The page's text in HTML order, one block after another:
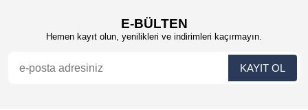
E-BÜLTEN
Hemen kayıt olun, yenilikleri ve indirimleri kaçırmayın.